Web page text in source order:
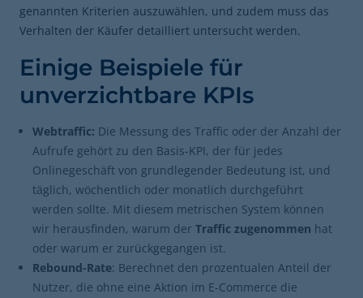
genannten Kriterien auszuwählen, und zudem muss das
Verhalten der Käufer detailliert untersucht werden.
Einige Beispiele für
unverzichtbare KPIs
Webtraffic: Die Messung des Traffic oder der Anzahl der
Aufrufe gehört zu den Basis-KPI, der für jedes
Onlinegeschäft von grundlegender Bedeutung ist, und
täglich, wöchentlich oder monatlich durchgeführt
werden sollte. Mit diesem metrischen System können
wir herausfinden, warum der Traffic zugenommen hat
oder warum er zurückgegangen ist.
Rebound-Rate: Berechnet den prozentualen Anteil der
Nutzer, die ohne eine Aktion im E-Commerce die